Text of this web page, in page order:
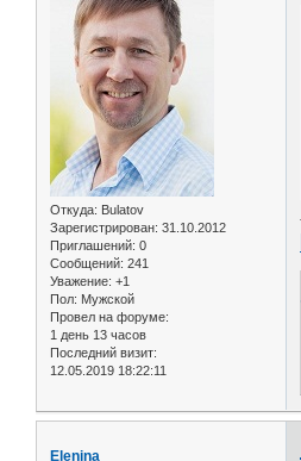
Откуда: Bulatov
Зарегистрирован: 31.10.2012
Приглашений: 0
Сообщений: 241
Уважение: +1
Пол: Мужской
Провел на форуме:
1 день 13 часов
Последний визит:
12.05.2019 18:22:11
Elenina